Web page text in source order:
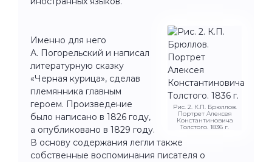
Рис. 2. К.П. Брюллов.
Портрет Алексея
Константиновича
Толстого. 1836 г.
Именно для него
А. Погорельский и написал
литературную сказку
«Черная курица», сделав
племянника главным
героем. Произведение
было написано в 1826 году,
а опубликовано в 1829 году.
В основу содержания легли также
собственные воспоминания писателя о